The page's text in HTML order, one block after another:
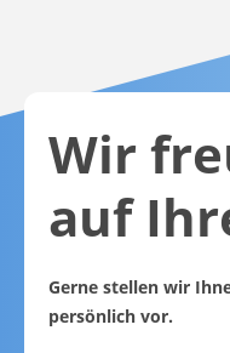
Wir
auf
Gerne stellen wir
persönlich vor.